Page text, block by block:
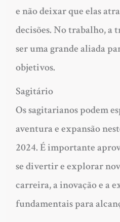
e não deixar que elas
decisões. No trabalho, a
ser uma grande aliada
objetivos.
Sagitário
Os sagitarianos podem
aventura e expansão
2024. É importante
se divertir e explorar
carreira, a inovação e a
fundamentais para